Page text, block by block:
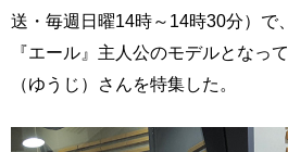
送・毎週日曜14時～14時30分）で
『エール』主人公のモデルとなっ
（ゆうじ）さんを特集した。